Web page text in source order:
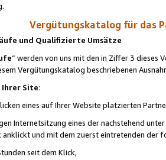
Vergütungskatalog für das
und Qualifizierte Umsätze
“ werden von uns mit den in Ziffer 3
Vergütungskatalog beschriebenen
Site:
eines auf Ihrer Website platzierten
Internetsitzung eines der nachstehend
anklickt und mit dem zuerst eintretenden der
seit dem Klick,